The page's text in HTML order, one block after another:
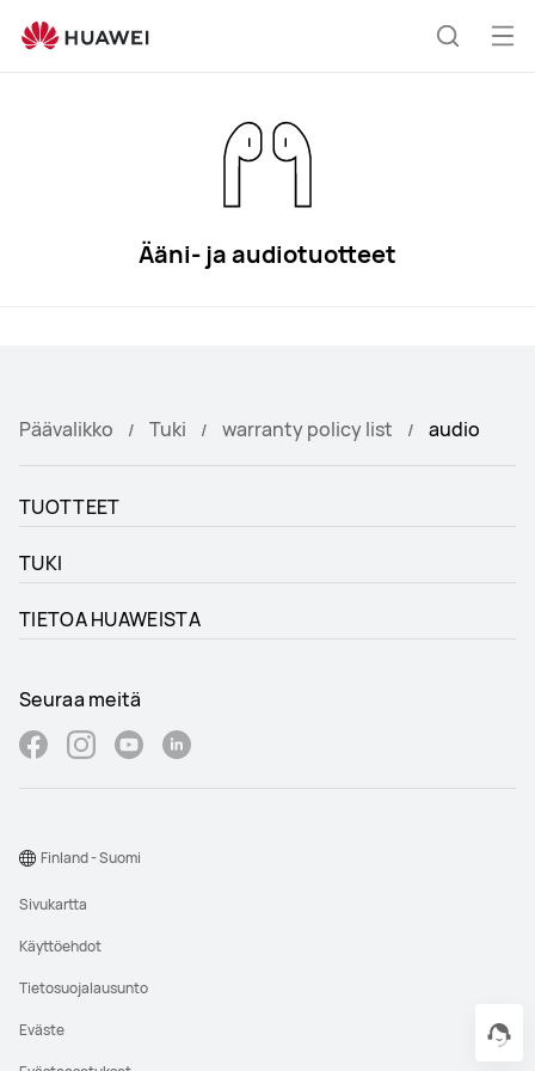
Ääni- ja audiotuotteet
Päävalikko Tuki warranty policy list audio
TUOTTEET
TUKI
TIETOA HUAWEISTA
Seuraa meitä
Sivukartta
Käyttöehdot
Tietosuojalausunto
Eväste
Finland - Suomi